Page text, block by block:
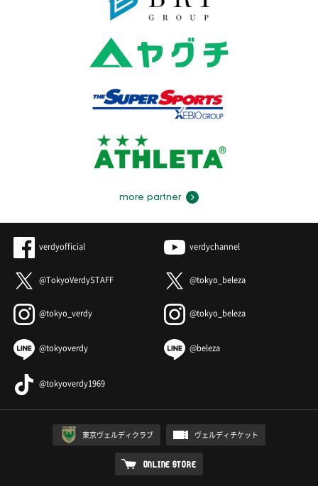
more partner
verdyofficial verdychannel
@TokyoVerdySTAFF @tokyo_beleza
@tokyo_verdy @tokyo_beleza
@tokyoverdy @beleza
@tokyoverdy1969
東京ヴェルディクラブ ヴェルディチケット
ONLINE STORE